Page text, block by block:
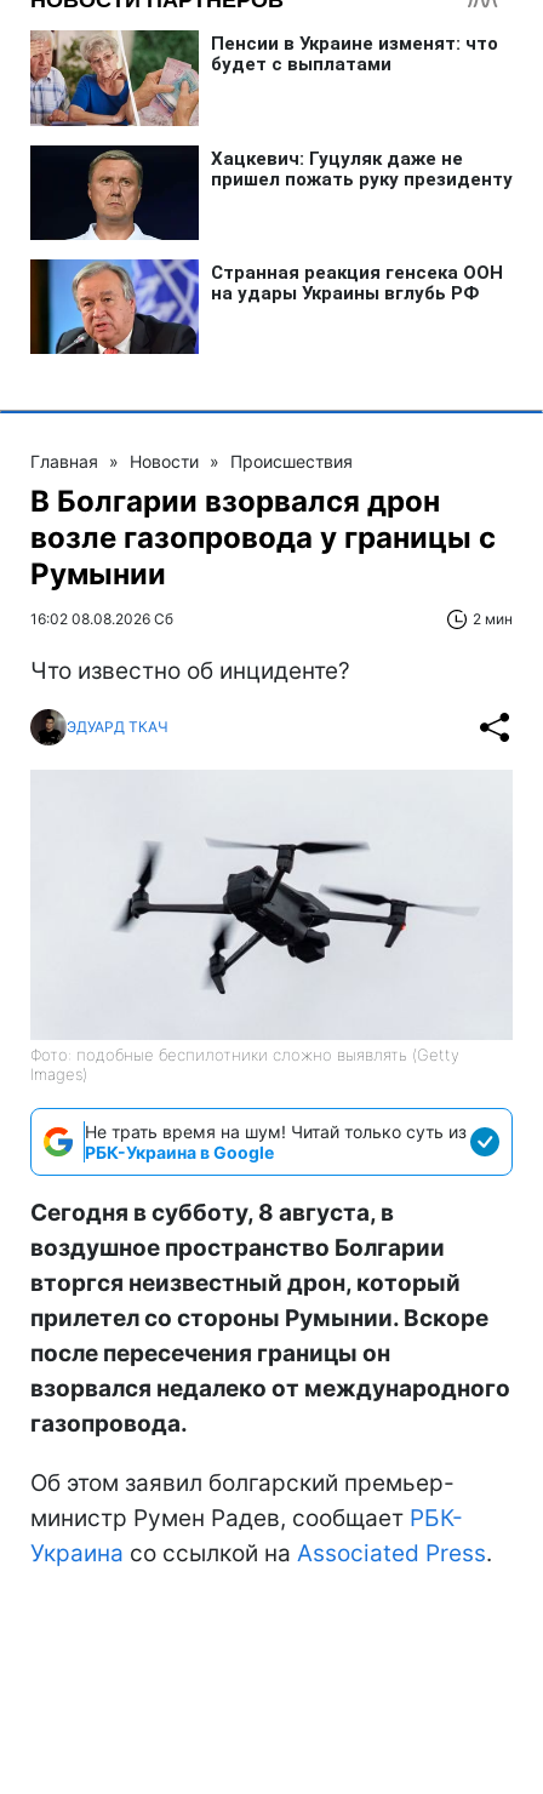
Главная » Новости » Происшествия
В Болгарии взорвался дрон
возле газопровода у границы с
Румынии
16:02 08.08.2026 Сб 2 мин
Что известно об инциденте?
ЭДУАРД ТКАЧ
Фото: подобные беспилотники сложно выявлять (Getty
Images)
Не трать время на шум! Читай только суть из
РБК-Украина в Google
Сегодня в субботу, 8 августа, в
воздушное пространство Болгарии
вторгся неизвестный дрон, который
прилетел со стороны Румынии. Вскоре
после пересечения границы он
взорвался недалеко от международного
газопровода.
Об этом заявил болгарский премьер-
министр Румен Радев, сообщает РБК-
Украина со ссылкой на Associated Press.